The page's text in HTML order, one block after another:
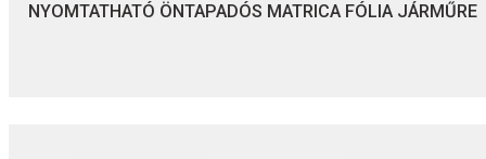
NYOMTATHATÓ ÖNTAPADÓS MATRICA FÓLIA JÁRMŰRE